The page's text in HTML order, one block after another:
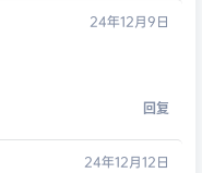
24年12月9日
回复
24年12月12日